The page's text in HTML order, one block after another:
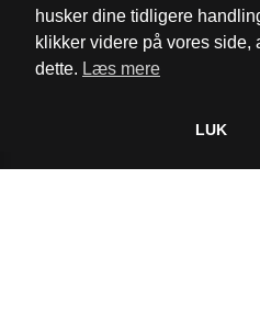
husker dine tidligere
klikker videre på vores side,
dette. Læs mere
LUK
Cookie- og privatlivspolitik